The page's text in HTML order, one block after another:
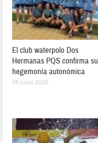
El club waterpolo Dos
Hermanas PQS confirma su
hegemonía autonómica
08 junio 2026